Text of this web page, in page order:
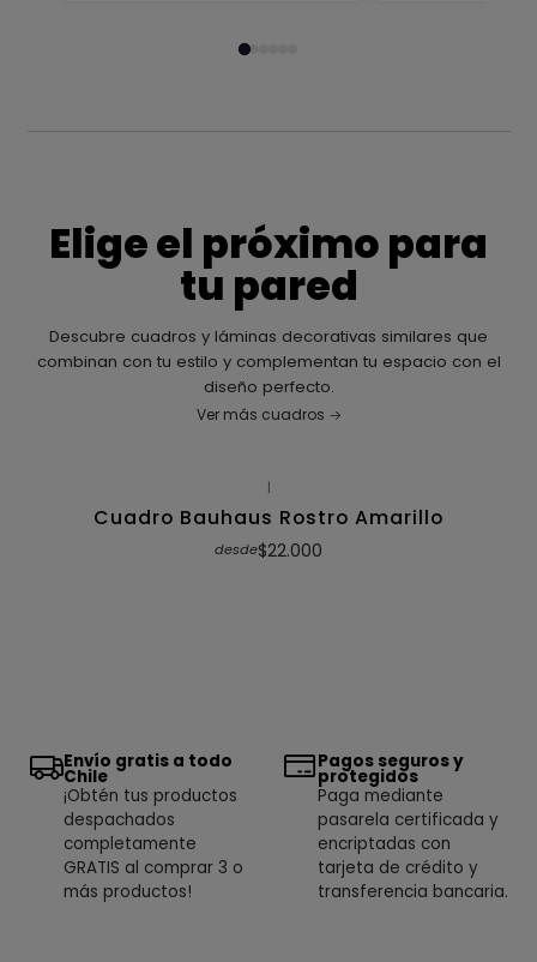
Elige el próximo para
tu pared
Descubre cuadros y láminas decorativas similares que
combinan con tu estilo y complementan tu espacio con el
diseño perfecto.
Ver más cuadros
|
Cuadro Bauhaus Rostro Amarillo
desde$22.000
Envío gratis a todo
Chile
¡Obtén tus productos
despachados
completamente
GRATIS al comprar 3 o
más productos!
Pagos seguros y
protegidos
Paga mediante
pasarela certificada y
encriptadas con
tarjeta de crédito y
transferencia bancaria.